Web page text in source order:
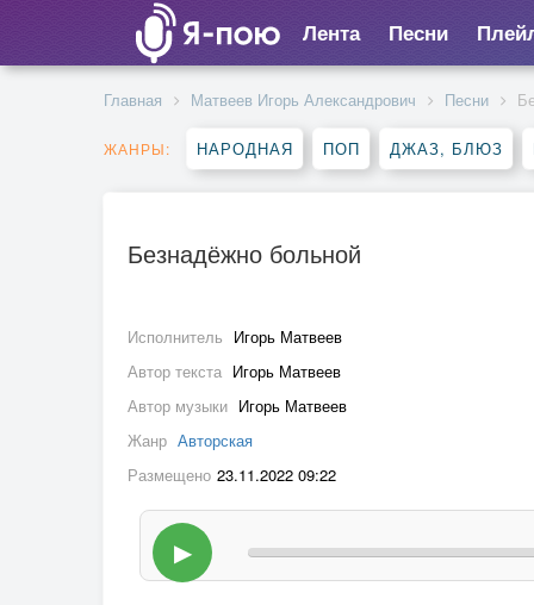
Лента Песни
Главная Матвеев Игорь Александрович Песни
ЖАНРЫ: НАРОДНАЯ ПОП ДЖАЗ, БЛЮЗ
Безнадёжно больной
Исполнитель Игорь Матвеев
Автор текста Игорь Матвеев
Автор музыки Игорь Матвеев
Жанр Авторская
Размещено 23.11.2022 09:22
▶